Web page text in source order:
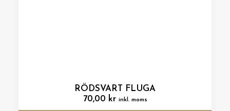
RÖDSVART FLUGA
70,00 kr inkl. moms